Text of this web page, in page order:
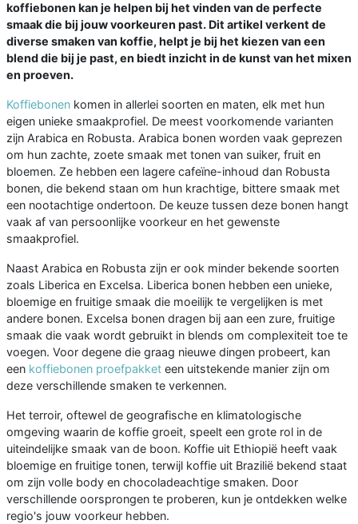
koffiebonen kan je helpen bij het vinden van de perfecte
smaak die bij jouw voorkeuren past. Dit artikel verkent de
diverse smaken van koffie, helpt je bij het kiezen van een
blend die bij je past, en biedt inzicht in de kunst van het mixen
en proeven.
Koffiebonen komen in allerlei soorten en maten, elk met hun
eigen unieke smaakprofiel. De meest voorkomende varianten
zijn Arabica en Robusta. Arabica bonen worden vaak geprezen
om hun zachte, zoete smaak met tonen van suiker, fruit en
bloemen. Ze hebben een lagere cafeïne-inhoud dan Robusta
bonen, die bekend staan om hun krachtige, bittere smaak met
een nootachtige ondertoon. De keuze tussen deze bonen hangt
vaak af van persoonlijke voorkeur en het gewenste
smaakprofiel.
Naast Arabica en Robusta zijn er ook minder bekende soorten
zoals Liberica en Excelsa. Liberica bonen hebben een unieke,
bloemige en fruitige smaak die moeilijk te vergelijken is met
andere bonen. Excelsa bonen dragen bij aan een zure, fruitige
smaak die vaak wordt gebruikt in blends om complexiteit toe te
voegen. Voor degene die graag nieuwe dingen probeert, kan
een koffiebonen proefpakket een uitstekende manier zijn om
deze verschillende smaken te verkennen.
Het terroir, oftewel de geografische en klimatologische
omgeving waarin de koffie groeit, speelt een grote rol in de
uiteindelijke smaak van de boon. Koffie uit Ethiopië heeft vaak
bloemige en fruitige tonen, terwijl koffie uit Brazilië bekend staat
om zijn volle body en chocoladeachtige smaken. Door
verschillende oorsprongen te proberen, kun je ontdekken welke
regio's jouw voorkeur hebben.